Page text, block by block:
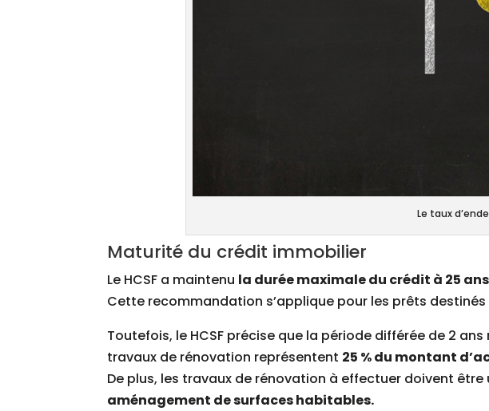
Le taux
Maturité du crédit immobilier
Le HCSF a maintenu la durée maximale du crédit à 25 ans
Cette recommandation s’applique pour les prêts
Toutefois, le HCSF précise que la période différée de 2
travaux de rénovation représentent 25 % du montant
De plus, les travaux de rénovation à effectuer doivent être
aménagement de surfaces habitables.